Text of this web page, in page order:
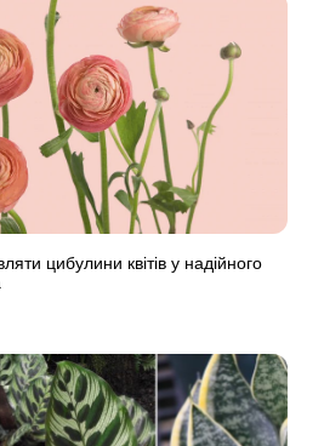
цибулини квітів у надійного